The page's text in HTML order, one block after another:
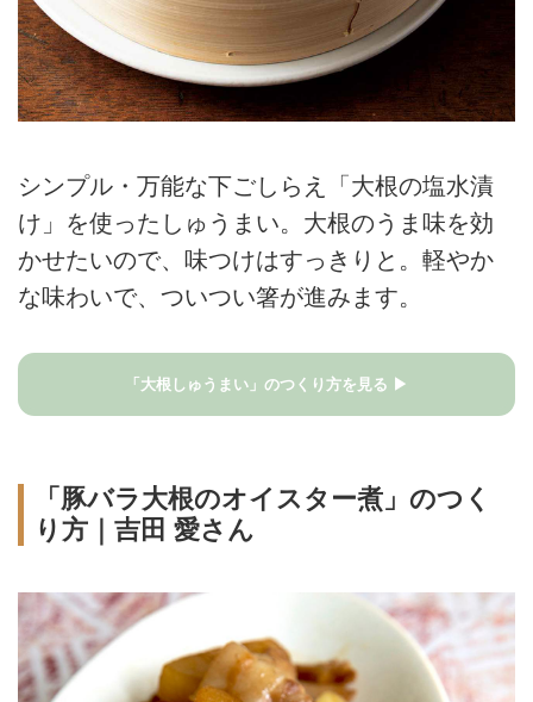
シンプル・万能な下ごしらえ「大根の塩水漬
け」を使ったしゅうまい。大根のうま味を効
かせたいので、味つけはすっきりと。軽やか
な味わいで、ついつい箸が進みます。
「大根しゅうまい」のつくり方を見る ▶
「豚バラ大根のオイスター煮」のつく
り方｜吉田 愛さん